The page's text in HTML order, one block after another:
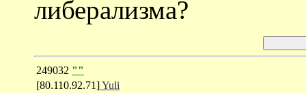
либерализма?
249032 ""
[80.110.92.71]Yuli